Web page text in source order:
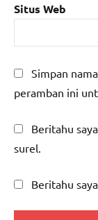
Situs Web
Simpan
peramban ini
Beritahu
surel.
Beritahu